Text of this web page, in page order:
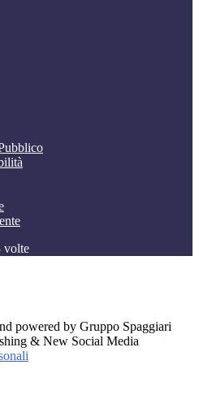
volte
powered by Gruppo Spaggiari
& New Social Media